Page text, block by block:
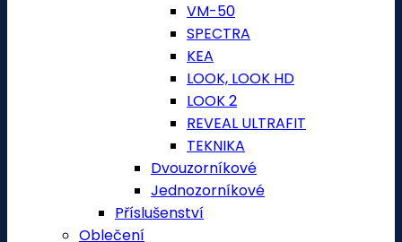
VM-50
SPECTRA
KEA
LOOK, LOOK HD
LOOK 2
REVEAL ULTRAFIT
TEKNIKA
Dvouzorníkové
Jednozorníkové
Příslušenství
Oblečení